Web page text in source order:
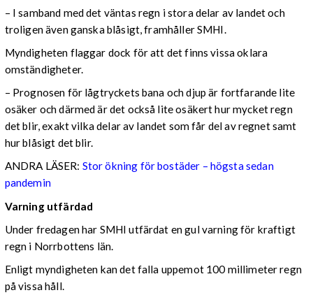
– I samband med det väntas regn i stora delar av landet och
troligen även ganska blåsigt, framhåller SMHI.
Myndigheten flaggar dock för att det finns vissa oklara
omständigheter.
– Prognosen för lågtryckets bana och djup är fortfarande lite
osäker och därmed är det också lite osäkert hur mycket regn
det blir, exakt vilka delar av landet som får del av regnet samt
hur blåsigt det blir.
ANDRA LÄSER: Stor ökning för bostäder – högsta sedan
pandemin
Varning utfärdad
Under fredagen har SMHI utfärdat en gul varning för kraftigt
regn i Norrbottens län.
Enligt myndigheten kan det falla uppemot 100 millimeter regn
på vissa håll.